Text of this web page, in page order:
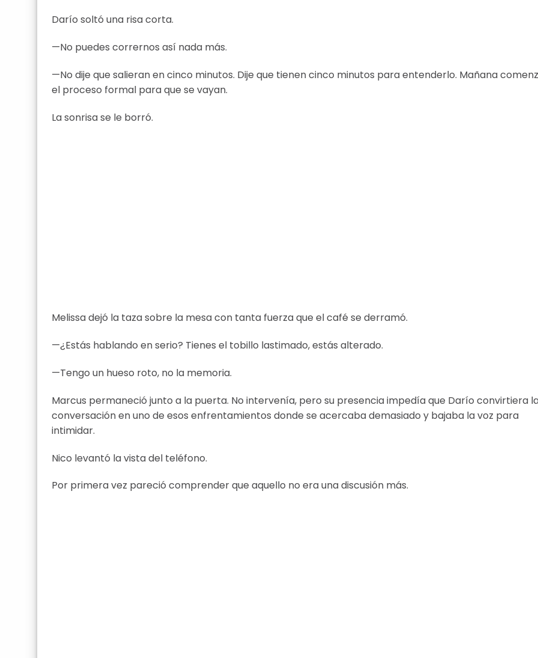
Darío soltó una risa corta.
—No puedes corrernos así nada más.
—No dije que salieran en cinco minutos. Dije que tienen cinco minutos para entenderlo. Mañana
el proceso formal para que se vayan.
La sonrisa se le borró.
Melissa dejó la taza sobre la mesa con tanta fuerza que el café se derramó.
—¿Estás hablando en serio? Tienes el tobillo lastimado, estás alterado.
—Tengo un hueso roto, no la memoria.
Marcus permaneció junto a la puerta. No intervenía, pero su presencia impedía que Darío convirtiera
conversación en uno de esos enfrentamientos donde se acercaba demasiado y bajaba la voz para
intimidar.
Nico levantó la vista del teléfono.
Por primera vez pareció comprender que aquello no era una discusión más.